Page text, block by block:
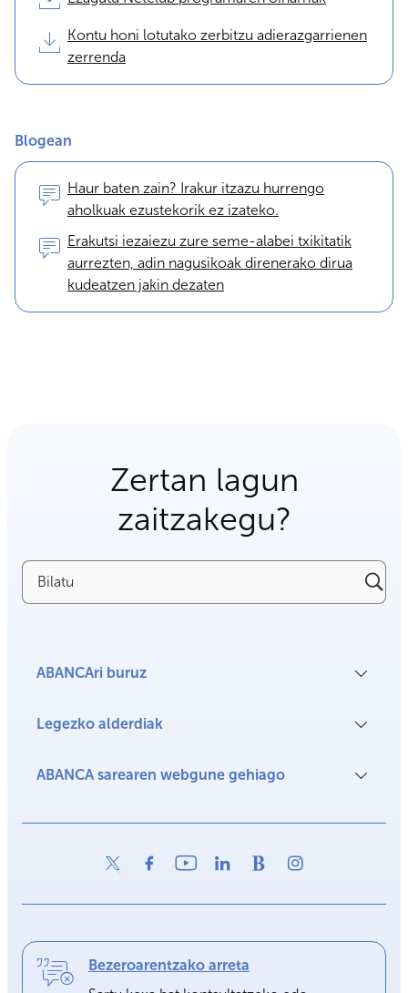
Kontu honi lotutako zerbitzu adierazgarrienen
zerrenda
Blogean
Haur baten zain? Irakur itzazu hurrengo
aholkuak ezustekorik ez izateko.
Erakutsi iezaiezu zure seme-alabei txikitatik
aurrezten, adin nagusikoak direnerako dirua
kudeatzen jakin dezaten
Zertan lagun
zaitzakegu?
Bilatu
ABANCAri buruz
Legezko alderdiak
ABANCA sarearen webgune gehiago
Bezeroarentzako arreta